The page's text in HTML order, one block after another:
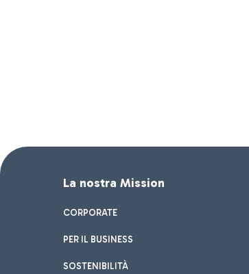
La nostra Mission
CORPORATE
PER IL BUSINESS
SOSTENIBILITÀ